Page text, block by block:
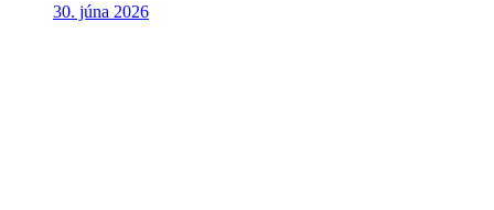
30. júna 2026